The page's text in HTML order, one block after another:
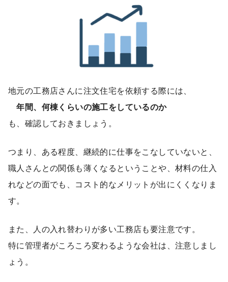
地元の工務店さんに注文住宅を依頼する際には、
年間、何棟くらいの施工をしているのか
も、確認しておきましょう。
つまり、ある程度、継続的に仕事をこなしていないと、
職人さんとの関係も薄くなるということや、材料の仕入
れなどの面でも、コスト的なメリットが出にくくなりま
す。
また、人の入れ替わりが多い工務店も要注意です。
特に管理者がころころ変わるような会社は、注意しまし
ょう。